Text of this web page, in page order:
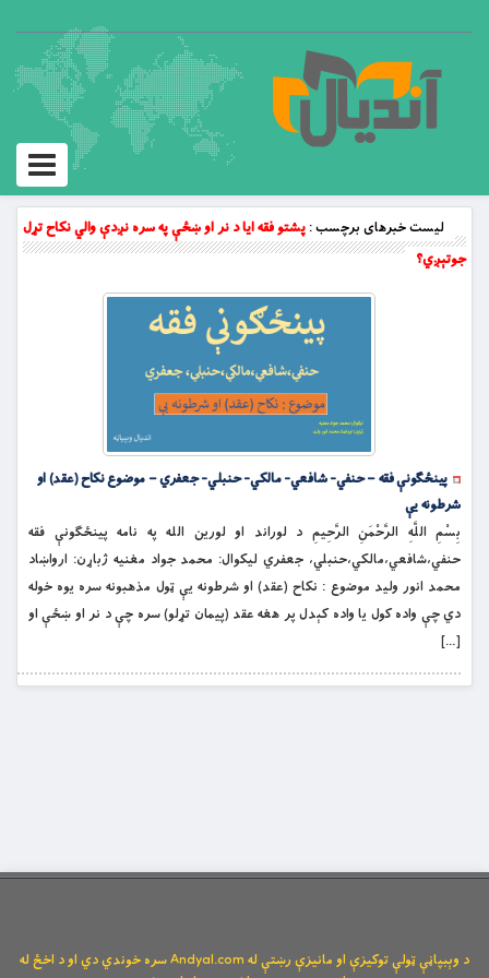
Toggle
لیست خبرهای برچسب :پشتو فقه ايا د نر او ښځې په سره نږدې والي نكاح تړل
جوتېږي؟
پينځګونې فقه – حنفي- شافعي- مالکي- حنبلي- جعفري – موضوع نكاح (عقد) او
شرطونه يې
بِسْمِ اللَّهِ الرَّحْمَنِ الرَّحِيمِ د لوراند او لورین الله په نامه پينځګونې فقه
حنفي،شافعي،مالکي،حنبلي، جعفري ليکوال: محمد جواد مغنيه ژباړن: ارواښاد
محمد انور وليد موضوع : نكاح (عقد) او شرطونه يې ټول مذهبونه سره يوه خوله
دي چې واده كول يا واده كېدل پر هغه عقد (پيمان تړلو) سره چې د نر او ښځې او
[…]
د وېبپاڼې ټولې توکیزې او مانیزې رښتې له Andyal.com سره خوندي دي او د اخځ له